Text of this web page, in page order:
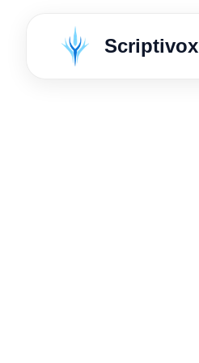
Scriptivox